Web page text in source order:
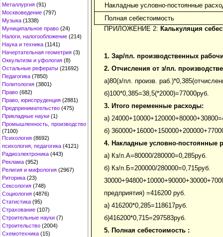
Металлургия (91)
Москвоведение (797)
Музыка (1338)
Муниципальное право (24)
Налоги, налогообложение (214)
Наука и техника (1141)
Начертательная геометрия (3)
Оккультизм и уфология (8)
Остальные рефераты (21692)
Педагогика (7850)
Политология (3801)
Право (682)
Право, юриспруденция (2881)
Предпринимательство (475)
Прикладные науки (1)
Промышленность, производство
(7100)
Психология (8692)
психология, педагогика (4121)
Радиоэлектроника (443)
Реклама (952)
Религия и мифология (2967)
Риторика (23)
Сексология (748)
Социология (4876)
Статистика (95)
Страхование (107)
Строительные науки (7)
Строительство (2004)
Схемотехника (15)
Накладные условно-постоянные
Полная себестоимость
ПРИЛОЖЕНИЕ 2: Калькуляция
1. Зар/пл. производственных
2. Отчисления от з/пл.
а)80(з/пл. произв.
б)100*0,385=38,5(*2000)=77000руб.
3. Итого переменные расходы:
а)
б)
4. Накладные условно-постоянные
а) Кз/п.А=80000/280000=0,285руб.
б) Кз/п.Б=200000/280000=0,715руб.
предприятия) =416200 руб.
а) 416200*0,285=118617руб.
б)416200*0,715=297583руб.
5. Полная себестоимость :